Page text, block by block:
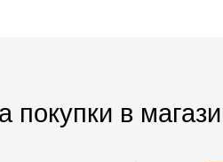
покупки в